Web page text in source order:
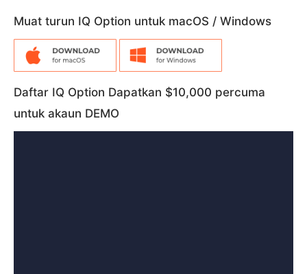
Muat turun IQ Option untuk macOS / Windows
Daftar IQ Option Dapatkan $10,000 percuma
untuk akaun DEMO